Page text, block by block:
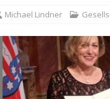
Michael Lindner